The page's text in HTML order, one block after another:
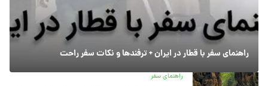
راهنمای سفر با قطار در ایران + ترفندها و نکات سفر راحت
راهنمای سفر